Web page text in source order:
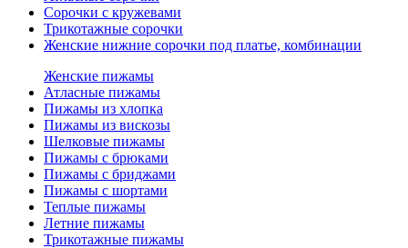
Сорочки с кружевами
Трикотажные сорочки
Женские нижние сорочки под платье, комбинации
Женские пижамы
Атласные пижамы
Пижамы из хлопка
Пижамы из вискозы
Шелковые пижамы
Пижамы с брюками
Пижамы с бриджами
Пижамы с шортами
Теплые пижамы
Летние пижамы
Трикотажные пижамы